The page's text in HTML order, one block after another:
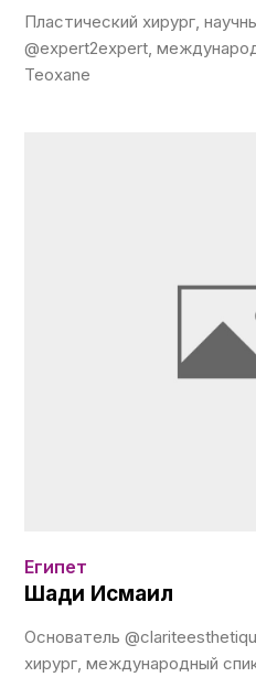
Пластический хирург,
@expert2expert,
Teoxane
Египет
Шади Исмаил
Основатель
хирург, международный